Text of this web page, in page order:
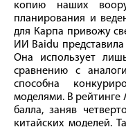
копию наших
планирования и
для Карпа привожу
ИИ Baidu
Она использует
сравнению с
способна
моделями. В рейтинге
балла, заняв
китайских моделей.